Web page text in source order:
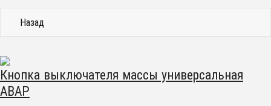
Назад
Кнопка выключателя массы универсальная
АВАР